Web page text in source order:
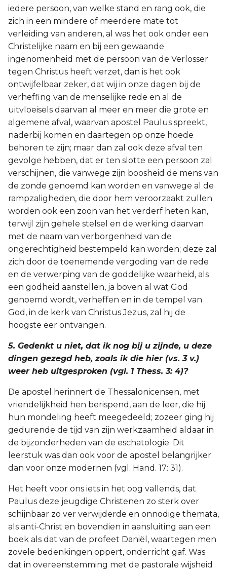
iedere persoon, van welke stand en rang ook, die
zich in een mindere of meerdere mate tot
verleiding van anderen, al was het ook onder een
Christelijke naam en bij een gewaande
ingenomenheid met de persoon van de Verlosser
tegen Christus heeft verzet, dan is het ook
ontwijfelbaar zeker, dat wij in onze dagen bij de
verheffing van de menselijke rede en al de
uitvloeisels daarvan al meer en meer die grote en
algemene afval, waarvan apostel Paulus spreekt,
naderbij komen en daartegen op onze hoede
behoren te zijn; maar dan zal ook deze afval ten
gevolge hebben, dat er ten slotte een persoon zal
verschijnen, die vanwege zijn boosheid de mens van
de zonde genoemd kan worden en vanwege al de
rampzaligheden, die door hem veroorzaakt zullen
worden ook een zoon van het verderf heten kan,
terwijl zijn gehele stelsel en de werking daarvan
met de naam van verborgenheid van de
ongerechtigheid bestempeld kan worden; deze zal
zich door de toenemende vergoding van de rede
en de verwerping van de goddelijke waarheid, als
een godheid aanstellen, ja boven al wat God
genoemd wordt, verheffen en in de tempel van
God, in de kerk van Christus Jezus, zal hij de
hoogste eer ontvangen.
5. Gedenkt u niet, dat ik nog bij u zijnde, u deze
dingen gezegd heb, zoals ik die hier (vs. 3 v.)
weer heb uitgesproken (vgl. 1 Thess. 3: 4)?
De apostel herinnert de Thessalonicensen, met
vriendelijkheid hen berispend, aan de leer, die hij
hun mondeling heeft meegedeeld; zozeer ging hij
gedurende de tijd van zijn werkzaamheid aldaar in
de bijzonderheden van de eschatologie. Dit
leerstuk was dan ook voor de apostel belangrijker
dan voor onze modernen (vgl. Hand. 17: 31).
Het heeft voor ons iets in het oog vallends, dat
Paulus deze jeugdige Christenen zo sterk over
schijnbaar zo ver verwijderde en onnodige themata,
als anti-Christ en bovendien in aansluiting aan een
boek als dat van de profeet Daniël, waartegen men
zovele bedenkingen oppert, onderricht gaf. Was
dat in overeenstemming met de pastorale wijsheid